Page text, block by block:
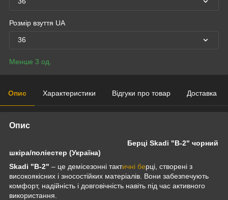
Розмір взуття UA
36
Менше 3 од.
Опис Характеристики Відгуки про товар Доставка
Опис
Берці Skadi "B-2" чорний
шкіра/поліестер (Україна)
Skadi "B-2" – це демісезонні тактичні берці, створені з
високоякісних і зносостійких матеріалів. Вони забезпечують
комфорт, надійність і довговічність навіть під час активного
використання.